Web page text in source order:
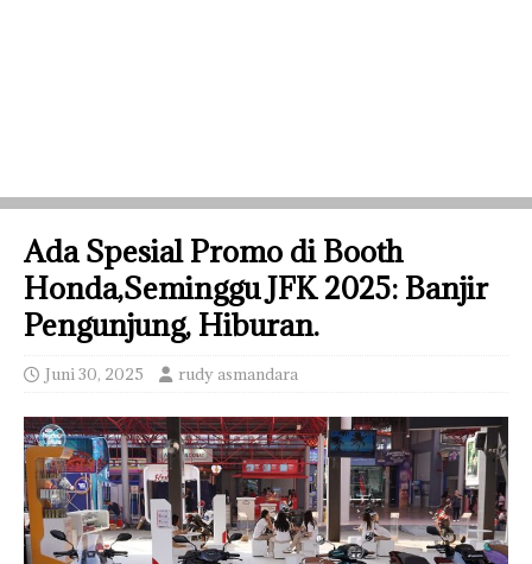
Ada Spesial Promo di Booth
Honda,Seminggu JFK 2025: Banjir
Pengunjung, Hiburan.
Juni 30, 2025 rudy asmandara